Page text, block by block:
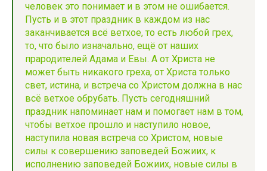
человек это понимает и в этом не ошибается.
Пусть и в этот праздник в каждом из нас
заканчивается всё ветхое, то есть любой грех,
то, что было изначально, ещё от наших
прародителей Адама и Евы. А от Христа не
может быть никакого греха, от Христа только
свет, истина, и встреча со Христом должна в нас
всё ветхое обрубать. Пусть сегодняшний
праздник напоминает нам и помогает нам в том,
чтобы ветхое прошло и наступило новое,
наступила новая встреча со Христом, новые
силы к совершению заповедей Божиих, к
исполнению заповедей Божиих, новые силы в